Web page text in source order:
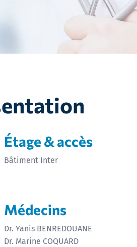
Étage & accès
Bâtiment Inter
Médecins
Dr. Yanis BENREDOUANE
Dr. Marine COQUARD